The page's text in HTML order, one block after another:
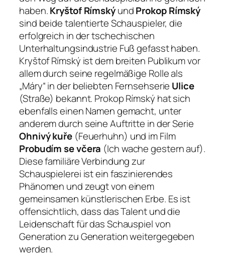
haben.Kryštof RímskýundProkop Rímský
sind beide talentierte Schauspieler, die
erfolgreich in der tschechischen
Unterhaltungsindustrie Fuß gefasst haben.
Kryštof Rímský ist dem breiten Publikum vor
allem durch seine regelmäßige Rolle als
„Máry“ in der beliebten Fernsehserie Ulice
(Straße) bekannt. Prokop Rímský hat sich
ebenfalls einen Namen gemacht, unter
anderem durch seine Auftritte in der Serie
Ohnivý kuře(Feuerhuhn) und im Film
Probudím se včera (Ich wache gestern auf).
Diese familiäre Verbindung zur
Schauspielerei ist ein faszinierendes
Phänomen und zeugt von einem
gemeinsamen künstlerischen Erbe. Es ist
offensichtlich, dass das Talent und die
Leidenschaft für das Schauspiel von
Generation zu Generation weitergegeben
werden.